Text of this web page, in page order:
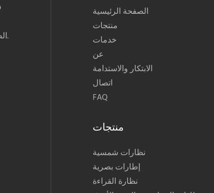
الصين، وتشتهر بالتزامها بالتميز والأسعار المعقولة.
الصفحة الرئيسية
منتجات
خدمات
عن
الابتكار والاستدامة
اتصال
FAQ
منتجات
نظارات شمسية
إطارات بصرية
نظارة القراءة